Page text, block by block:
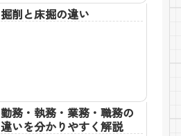
掘削と床掘の違い
勤務・執務・業務・職務の
違いを分かりやすく解説